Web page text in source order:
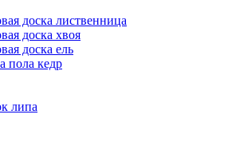
доска лиственница
доска хвоя
доска ель
пола кедр
липа